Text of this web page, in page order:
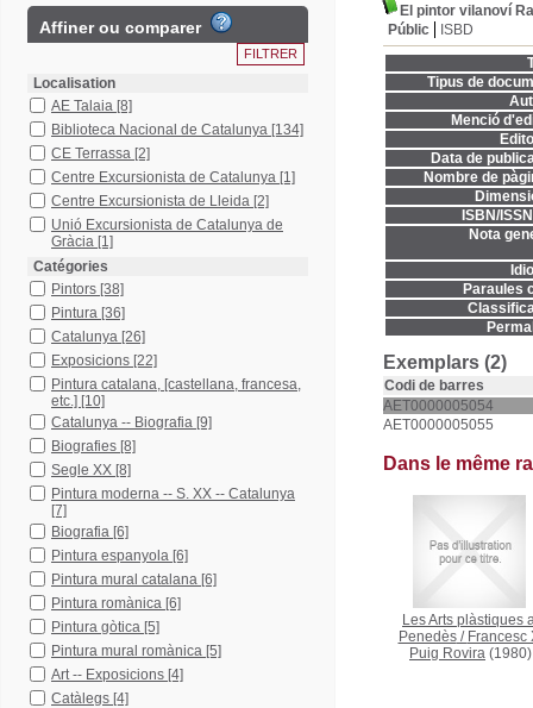
El pintor vilanoví
Públic
ISBD
Tipus de
Menció
Data de
Nombre de
ISBN/
Nota
Paraules
Exemplars (2)
Codi de barres
AET0000005054
AET0000005055
Dans le même
Les Arts plàstiques
Penedès/ Francesc
Puig Rovira (1980)
Affiner ou comparer
Localisation
AE Talaia [8]
Biblioteca Nacional de Catalunya [134]
CE Terrassa [2]
Centre Excursionista de Catalunya [1]
Centre Excursionista de Lleida [2]
Unió Excursionista de Catalunya de
Gràcia [1]
Catégories
Pintors [38]
Pintura [36]
Catalunya [26]
Exposicions [22]
Pintura catalana, [castellana, francesa,
etc.] [10]
Catalunya -- Biografia [9]
Biografies [8]
Segle XX [8]
Pintura moderna -- S. XX -- Catalunya
[7]
Biografia [6]
Pintura espanyola [6]
Pintura mural catalana [6]
Pintura romànica [6]
Pintura gòtica [5]
Pintura mural romànica [5]
Art -- Exposicions [4]
Catàlegs [4]